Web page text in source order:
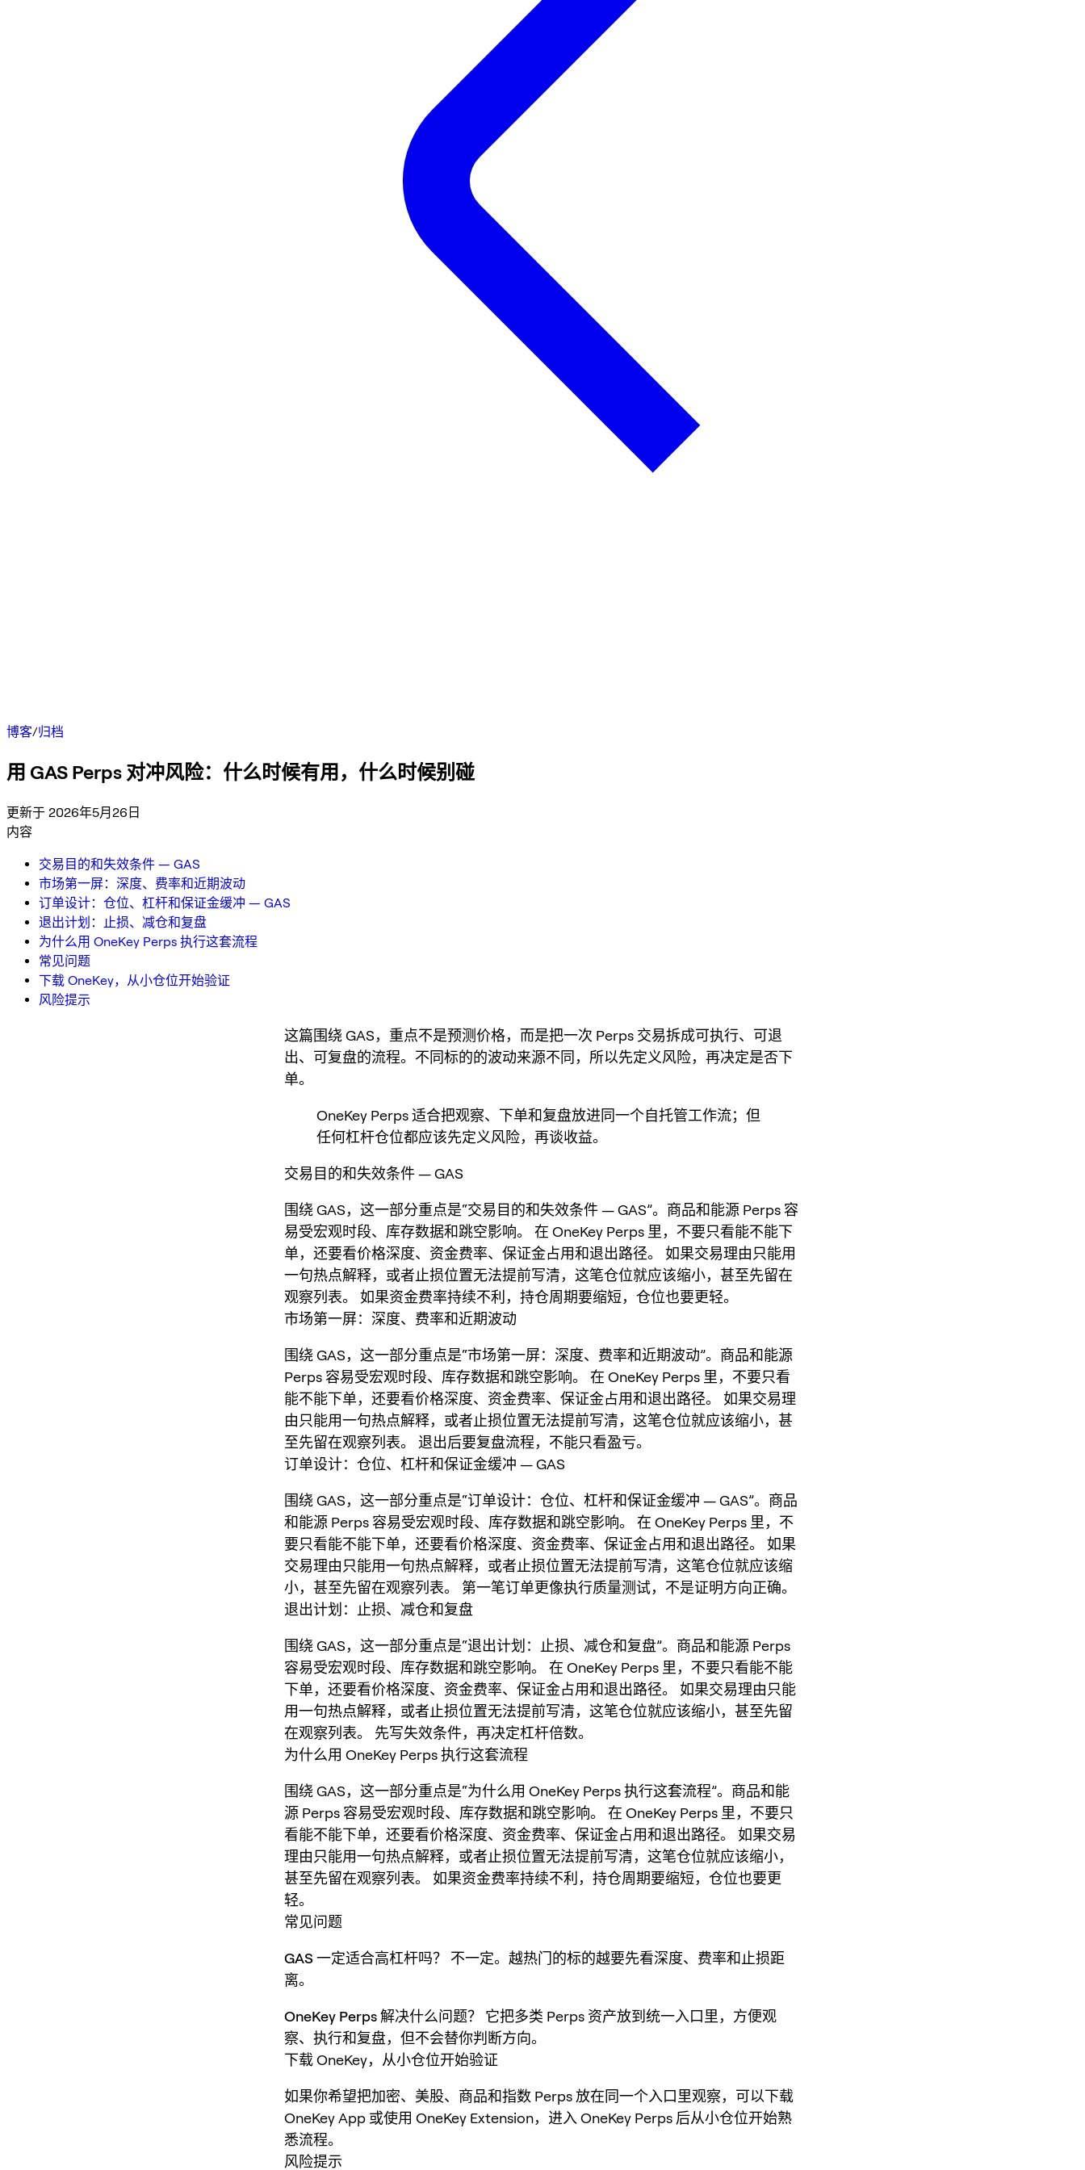
博客/归档
用 GAS Perps 对冲风险：什么时候有用，什么时候别碰
更新于 2026年5月26日
内容
交易目的和失效条件 — GAS
市场第一屏：深度、费率和近期波动
订单设计：仓位、杠杆和保证金缓冲 — GAS
退出计划：止损、减仓和复盘
为什么用 OneKey Perps 执行这套流程
常见问题
下载 OneKey，从小仓位开始验证
风险提示
这篇围绕 GAS，重点不是预测价格，而是把一次 Perps 交易拆成可执行、可退
出、可复盘的流程。不同标的的波动来源不同，所以先定义风险，再决定是否下
单。
OneKey Perps 适合把观察、下单和复盘放进同一个自托管工作流；但
任何杠杆仓位都应该先定义风险，再谈收益。
交易目的和失效条件 — GAS
围绕 GAS，这一部分重点是“交易目的和失效条件 — GAS”。商品和能源 Perps 容
易受宏观时段、库存数据和跳空影响。 在 OneKey Perps 里，不要只看能不能下
单，还要看价格深度、资金费率、保证金占用和退出路径。 如果交易理由只能用
一句热点解释，或者止损位置无法提前写清，这笔仓位就应该缩小，甚至先留在
观察列表。 如果资金费率持续不利，持仓周期要缩短，仓位也要更轻。
市场第一屏：深度、费率和近期波动
围绕 GAS，这一部分重点是“市场第一屏：深度、费率和近期波动”。商品和能源
Perps 容易受宏观时段、库存数据和跳空影响。 在 OneKey Perps 里，不要只看
能不能下单，还要看价格深度、资金费率、保证金占用和退出路径。 如果交易理
由只能用一句热点解释，或者止损位置无法提前写清，这笔仓位就应该缩小，甚
至先留在观察列表。 退出后要复盘流程，不能只看盈亏。
订单设计：仓位、杠杆和保证金缓冲 — GAS
围绕 GAS，这一部分重点是“订单设计：仓位、杠杆和保证金缓冲 — GAS”。商品
和能源 Perps 容易受宏观时段、库存数据和跳空影响。 在 OneKey Perps 里，不
要只看能不能下单，还要看价格深度、资金费率、保证金占用和退出路径。 如果
交易理由只能用一句热点解释，或者止损位置无法提前写清，这笔仓位就应该缩
小，甚至先留在观察列表。 第一笔订单更像执行质量测试，不是证明方向正确。
退出计划：止损、减仓和复盘
围绕 GAS，这一部分重点是“退出计划：止损、减仓和复盘”。商品和能源 Perps
容易受宏观时段、库存数据和跳空影响。 在 OneKey Perps 里，不要只看能不能
下单，还要看价格深度、资金费率、保证金占用和退出路径。 如果交易理由只能
用一句热点解释，或者止损位置无法提前写清，这笔仓位就应该缩小，甚至先留
在观察列表。 先写失效条件，再决定杠杆倍数。
为什么用 OneKey Perps 执行这套流程
围绕 GAS，这一部分重点是“为什么用 OneKey Perps 执行这套流程”。商品和能
源 Perps 容易受宏观时段、库存数据和跳空影响。 在 OneKey Perps 里，不要只
看能不能下单，还要看价格深度、资金费率、保证金占用和退出路径。 如果交易
理由只能用一句热点解释，或者止损位置无法提前写清，这笔仓位就应该缩小，
甚至先留在观察列表。 如果资金费率持续不利，持仓周期要缩短，仓位也要更
轻。
常见问题
GAS 一定适合高杠杆吗？
不一定。越热门的标的越要先看深度、费率和止损距
离。
OneKey Perps 解决什么问题？
它把多类 Perps 资产放到统一入口里，方便观
察、执行和复盘，但不会替你判断方向。
下载 OneKey，从小仓位开始验证
如果你希望把加密、美股、商品和指数 Perps 放在同一个入口里观察，可以下载
OneKey App 或使用 OneKey Extension，进入 OneKey Perps 后从小仓位开始熟
悉流程。
风险提示